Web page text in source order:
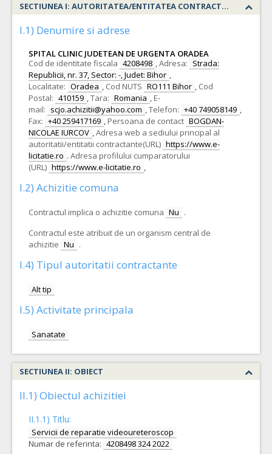
SECTIUNEA I: AUTORITATEA/ENTITATEA CONTRACTANTA
I.1) Denumire si adrese
SPITAL CLINIC JUDETEAN DE URGENTA ORADEA
Cod de identitate fiscala 4208498 ,Adresa: Strada:
Republicii, nr. 37, Sector: -, Judet: Bihor ,
Localitate: Oradea , Cod NUTS RO111 Bihor , Cod
Postal: 410159 ,Tara: Romania , E-
mail: scjo.achizitii@yahoo.com ,Telefon: +40 749058149 ,
Fax: +40 259417169 , Persoana de contact BOGDAN-
NICOLAE IURCOV ,Adresa web a sediului principal al
autoritatii/entitatii contractante(URL) https://www.e-
licitatie.ro . Adresa profilului cumparatorului
(URL) https://www.e-licitatie.ro ,
I.2) Achizitie comuna
Contractul implica o achizitie comuna Nu .
Contractul este atribuit de un organism central de
achizitie Nu .
I.4) Tipul autoritatii contractante
Alt tip
I.5) Activitate principala
Sanatate
SECTIUNEA II: OBIECT
II.1) Obiectul achizitiei
II.1.1) Titlu:
Servicii de reparatie videoureteroscop
Numar de referinta: 4208498 324 2022